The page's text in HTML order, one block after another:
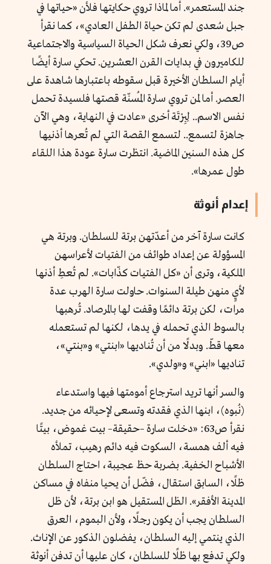
جند المستعمر». أما لماذا تروي حكايتها فلأن «حياتها في
جبل سُعدى لم تكن حياة الطفل العادي»، كما نقرأ
ص39، ولكي نعرف شكل الحياة السياسية والاجتماعية
للكاميرون في بدايات القرن العشرين. تحكي سارة أيضًا
أيام السلطان الأخيرة قبل سقوطه باعتبارها شاهدة على
العصر. أما لمن تروي سارة المُسنّة قصتها فلسيدة تحمل
نفس الاسم.. لِبِرْتَة أخرى «عادت في النهاية، وهي الآن
جاهزة لتسمع.. لتسمع القصة التي لم تُعرها أذنيها
كل هذه السنين الماضية. انتظرت سارة عودة هذا اللقاء
طول عمرها».
إعدام أنوثة
كانت سارة آخر من أعدّتهن برتة للسلطان. وبرتة هي
المسؤولة عن إعداد طوائف من الفتيات لأعراسهن
الملكية، وترى أن «كل الفتيات كذّابات». لم تُعطِ أذنها
لأيٍ منهن طيلة السنوات. حاولت سارة الهرب عدة
مرات، لكن برتة دائمًا وقفت لها بالمرصاد. تُرهبها
بالسوط الذي تحمله في يدها، لكنها لم تستعمله
معها قطّ. وبدلًا من أن تُناديها «ابنتي» و«بنتي»،
تناديها «ابني» و«ولدي».
والسر أنها تريد استرجاع أمومتها فيها واستدعاء
(نُبوه)، ابنها الذي فقدته وتسعى لإحيائه من جديد.
نقرأ ص63: «دخلت سارة –حقيقة– بيت غموض، بيتًا
فيه ألف همسة، السكوت فيه دائم رهيب، تملأه
الأشباح الخفية. بضربة حظ عجيبة، احتاج السلطان
ظلًا، السابق استقال، فضّل أن يحيا منفاه في مساكن
المدينة الأفقر». الظل المستقيل هو ابن برتة، لأن ظل
السلطان يجب أن يكون رجلًا، ولأن البموم، العرق
الذي ينتمي إليه السلطان، يفضلون الذكور عن الإناث.
ولكي تدفع بها ظلًا للسلطان، كان عليها أن تدفن أنوثة